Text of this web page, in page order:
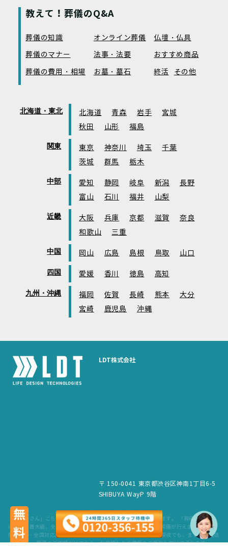
教えて！葬儀のQ&A
葬儀の知識 オンライン葬儀
仏壇・仏具
葬儀のマナー
法事・法要
おすすめ商品
葬儀の費用・相場
お墓・墓石 終活 その他
北海道・東北 北海道 青森 岩手
宮城
秋田
山形 福島
関東 東京 神奈川 埼玉
千葉
茨城
群馬 栃木
中部 愛知 静岡 岐阜 新潟
長野
富山
石川 福井 山梨
近畿 大阪 兵庫 京都 滋賀
奈良
和歌山
三重
中国 岡山 広島 島根 鳥取 山口
四国 愛媛 香川 徳島 高知
九州・沖縄 福岡 佐賀 長崎 熊本
大分
宮崎
鹿児島 沖縄
LDT株式会社
〒 150-0041 東京都渋谷区神南1丁目6-5
SHIBUYA WayP 9階
「葬儀屋さん」こちらのサービスは、LDT株式会社が運営しています。 「葬儀屋さん」
は、日本最大級、全国6,500件の葬儀場を掲載。最寄りの式場で葬儀が行えます。 24時
間365日・全国対応。スタッフが待機していますので、早朝でも深夜でも、まずはお電話
ください。 葬儀のご依頼だけでなく、お見積もりや費用のご相談も無料で承ります。
無料